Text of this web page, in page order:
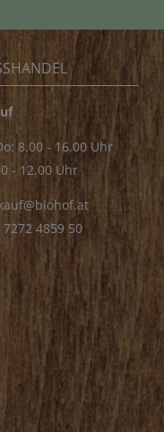
8.00 - 16.00 Uhr
- 12.00 Uhr
7272 4859 50